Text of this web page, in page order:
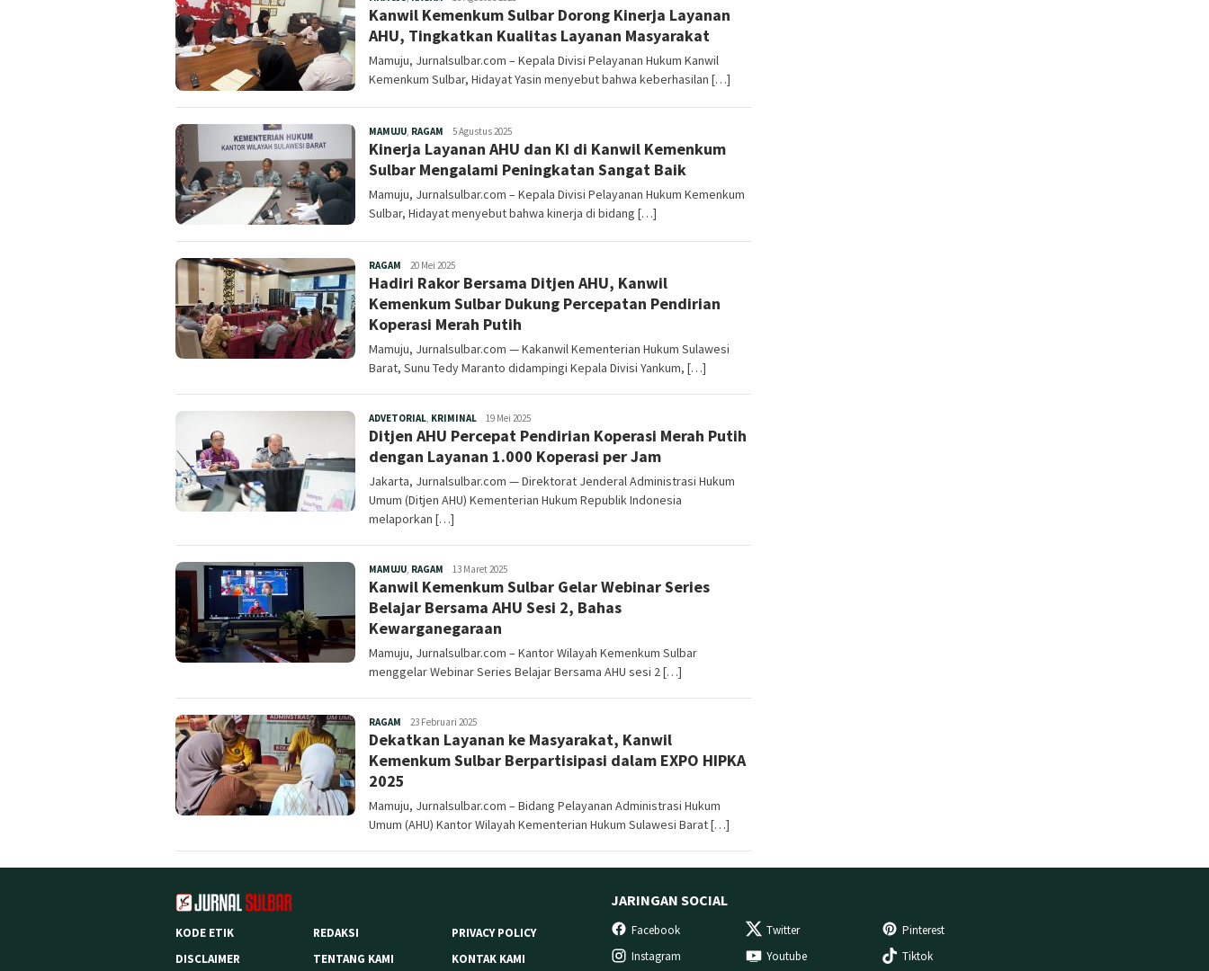
Kanwil Kemenkum Sulbar Dorong Kinerja Layanan
AHU, Tingkatkan Kualitas Layanan Masyarakat
Mamuju, Jurnalsulbar.com – Kepala Divisi Pelayanan Hukum Kanwil
Kemenkum Sulbar, Hidayat Yasin menyebut bahwa keberhasilan […]
MAMUJU, RAGAM Redaksi
5 Agustus 2025
‎Kinerja Layanan AHU dan KI di Kanwil Kemenkum
Sulbar Mengalami Peningkatan Sangat Baik
‎Mamuju, Jurnalsulbar.com – Kepala Divisi Pelayanan Hukum Kemenkum
Sulbar, Hidayat menyebut bahwa kinerja di bidang […]
RAGAM Redaksi
20 Mei 2025
Hadiri Rakor Bersama Ditjen AHU, Kanwil
Kemenkum Sulbar Dukung Percepatan Pendirian
Koperasi Merah Putih
Mamuju, Jurnalsulbar.com — Kakanwil Kementerian Hukum Sulawesi
Barat, Sunu Tedy Maranto didampingi Kepala Divisi Yankum, […]
ADVETORIAL, KRIMINALRedaksi
19 Mei 2025
Ditjen AHU Percepat Pendirian Koperasi Merah Putih
dengan Layanan 1.000 Koperasi per Jam
Jakarta, Jurnalsulbar.com — Direktorat Jenderal Administrasi Hukum
Umum (Ditjen AHU) Kementerian Hukum Republik Indonesia
melaporkan […]
MAMUJU, RAGAM Redaksi
13 Maret 2025
Kanwil Kemenkum Sulbar Gelar Webinar Series
Belajar Bersama AHU Sesi 2, Bahas
Kewarganegaraan
Mamuju, Jurnalsulbar.com – Kantor Wilayah Kemenkum Sulbar
menggelar Webinar Series Belajar Bersama AHU sesi 2 […]
RAGAM Redaksi
23 Februari 2025
Dekatkan Layanan ke Masyarakat, Kanwil
Kemenkum Sulbar Berpartisipasi dalam EXPO HIPKA
2025
Mamuju, Jurnalsulbar.com – Bidang Pelayanan Administrasi Hukum
Umum (AHU) Kantor Wilayah Kementerian Hukum Sulawesi Barat […]
KODE ETIK REDAKSI
PRIVACY POLICY
DISCLAIMER
TENTANG KAMI KONTAK KAMI
JARINGAN SOCIAL
Facebook Twitter
Pinterest
Instagram
Youtube Tiktok